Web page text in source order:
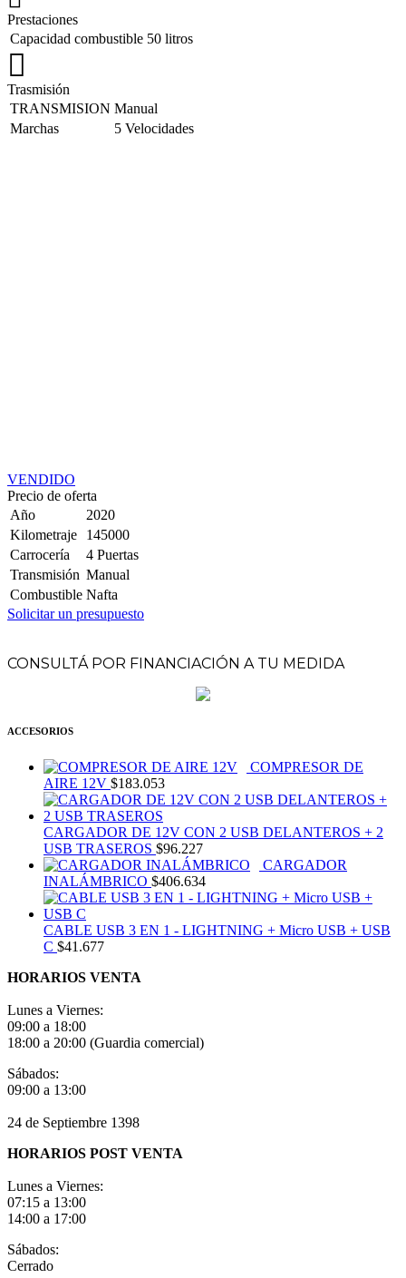
Prestaciones
Capacidad combustible 50 litros
Trasmisión
TRANSMISION Manual
Marchas
5 Velocidades
VENDIDO
Precio de oferta
Año
2020
Kilometraje
145000
Carrocería
4 Puertas
Transmisión Manual
Combustible Nafta
Solicitar un presupuesto
CONSULTÁ POR FINANCIACIÓN A TU MEDIDA
ACCESORIOS
COMPRESOR DE
AIRE 12V $183.053
CARGADOR DE 12V CON 2 USB DELANTEROS + 2
USB TRASEROS $96.227
CARGADOR
INALÁMBRICO $406.634
CABLE USB 3 EN 1 - LIGHTNING + Micro USB + USB
C $41.677
HORARIOS VENTA
Lunes a Viernes:
09:00 a 18:00
18:00 a 20:00 (Guardia comercial)
Sábados:
09:00 a 13:00
24 de Septiembre 1398
HORARIOS POST VENTA
Lunes a Viernes:
07:15 a 13:00
14:00 a 17:00
Sábados:
Cerrado